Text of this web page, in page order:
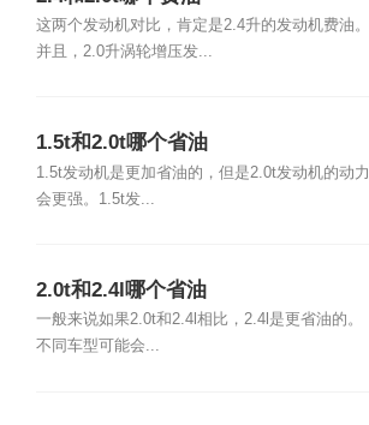
这两个发动机对比，肯定是2.4升的发动机费油。
并且，2.0升涡轮增压发...
1.5t和2.0t哪个省油
1.5t发动机是更加省油的，但是2.0t发动机的动力
会更强。1.5t发...
2.0t和2.4l哪个省油
一般来说如果2.0t和2.4l相比，2.4l是更省油的。
不同车型可能会...